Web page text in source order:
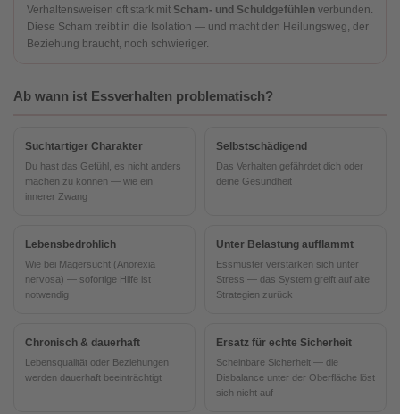
Verhaltensweisen oft stark mit Scham- und Schuldgefühlen verbunden.
Diese Scham treibt in die Isolation — und macht den Heilungsweg, der
Beziehung braucht, noch schwieriger.
Ab wann ist Essverhalten problematisch?
Suchtartiger Charakter
Du hast das Gefühl, es nicht anders
machen zu können — wie ein
innerer Zwang
Selbstschädigend
Das Verhalten gefährdet dich oder
deine Gesundheit
Lebensbedrohlich
Wie bei Magersucht (Anorexia
nervosa) — sofortige Hilfe ist
notwendig
Unter Belastung aufflammt
Essmuster verstärken sich unter
Stress — das System greift auf alte
Strategien zurück
Chronisch & dauerhaft
Lebensqualität oder Beziehungen
werden dauerhaft beeinträchtigt
Ersatz für echte Sicherheit
Scheinbare Sicherheit — die
Disbalance unter der Oberfläche löst
sich nicht auf